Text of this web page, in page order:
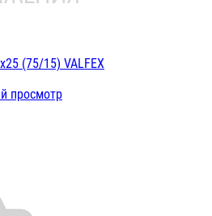
(75/15) VALFEX
просмотр